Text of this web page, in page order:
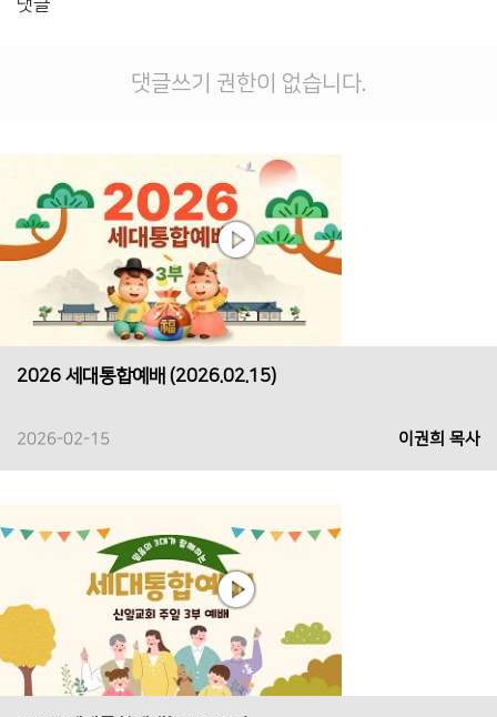
댓글
댓글쓰기 권한이 없습니다.
2026 세대통합예배 (2026.02.15)
2026-02-15 이권희 목사